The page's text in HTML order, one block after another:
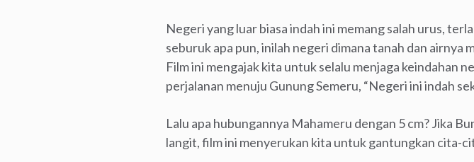
Negeri yang luar biasa indah ini memang salah urus,
seburuk apa pun, inilah negeri dimana tanah dan airnya
Film ini mengajak kita untuk selalu menjaga keindahan
perjalanan menuju Gunung Semeru, “Negeri ini indah
Lalu apa hubungannya Mahameru dengan 5 cm? Jika
langit, film ini menyerukan kita untuk gantungkan cita-